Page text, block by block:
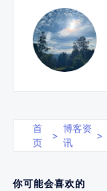
首
页
>
博客资
讯
>
你可能会喜欢的